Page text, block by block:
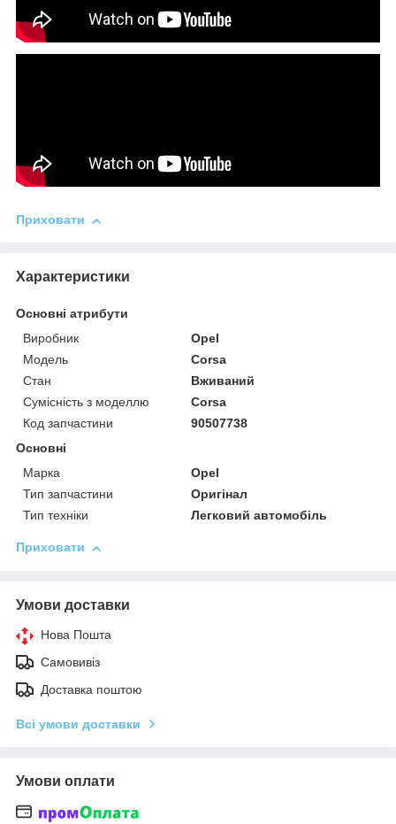
Приховати
Характеристики
Основні атрибути
Виробник
Opel
Модель
Corsa
Стан
Вживаний
Сумісність з моделлю
Corsa
Код запчастини
90507738
Основні
Марка
Opel
Тип запчастини
Оригінал
Тип техніки
Легковий автомобіль
Приховати
Умови доставки
Нова Пошта
Самовивіз
Доставка поштою
Всі умови доставки
Умови оплати